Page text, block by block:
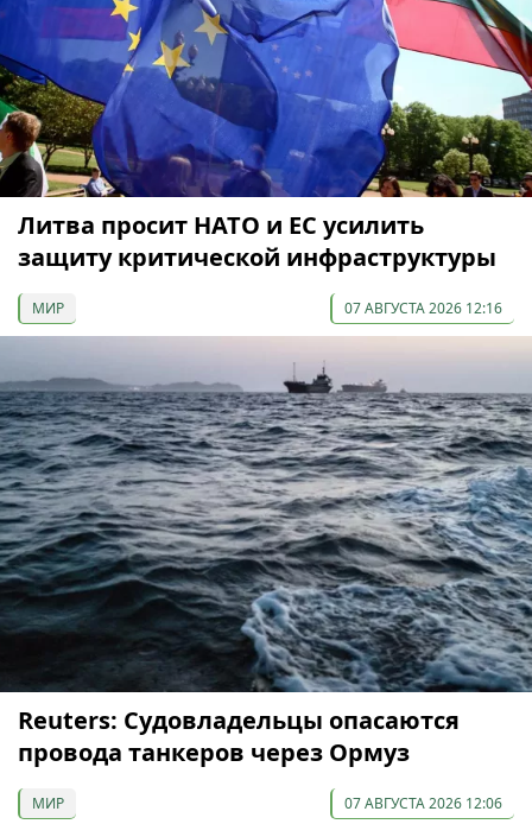
Литва просит НАТО и ЕС усилить
защиту критической инфраструктуры
МИР 07 АВГУСТА 2026 12:16
Reuters: Судовладельцы опасаются
провода танкеров через Ормуз
МИР 07 АВГУСТА 2026 12:06